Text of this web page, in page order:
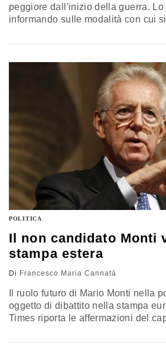
peggiore dall'inizio della guerra.
informando sulle modalità con cui
carneficina. Novanta infatti
Halfaya, una cittadina nella
POLITICA
Il non candidato Monti
stampa estera
Di Francesco Maria Cannatà
Il ruolo futuro di Mario Monti nella
oggetto di dibattito nella stampa
Times riporta le affermazioni del